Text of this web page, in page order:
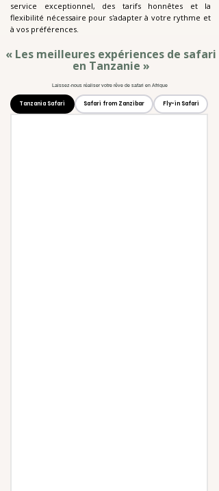
service exceptionnel, des tarifs honnêtes et la
flexibilité nécessaire pour s'adapter à votre rythme et
à vos préférences.
« Les meilleures expériences de safari
en Tanzanie »
Laissez-nous réaliser votre rêve de safari en Afrique
Tanzania Safari Safari from Zanzibar Fly-in Safari